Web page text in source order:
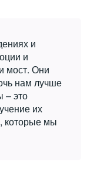
и
и
мост. Они
нам лучше
– это
их
которые мы